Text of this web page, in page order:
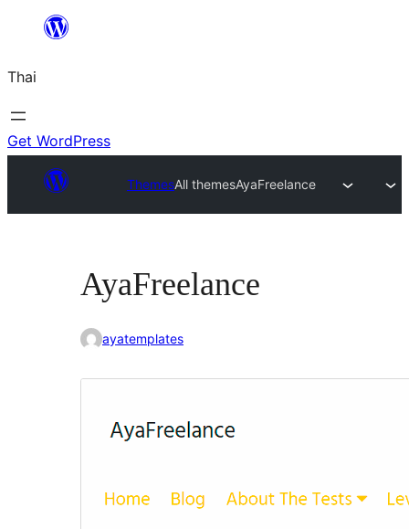
ยัง
เนื้อหา
Thai
Get WordPress
ThemesAll themesAyaFreelance
AyaFreelance
ayatemplates